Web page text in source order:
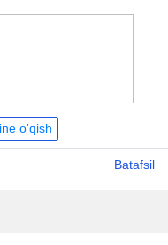
tarixi, muomalaga kiritilishi
qorishgan qiziqarli bir
o'qish
Batafsil